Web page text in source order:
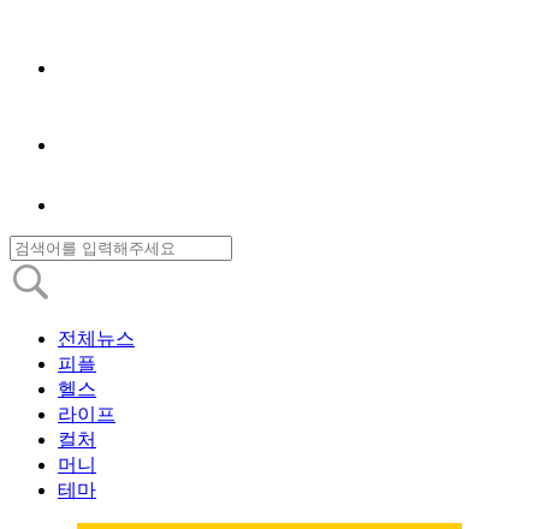
전체뉴스
피플
헬스
라이프
컬처
머니
테마